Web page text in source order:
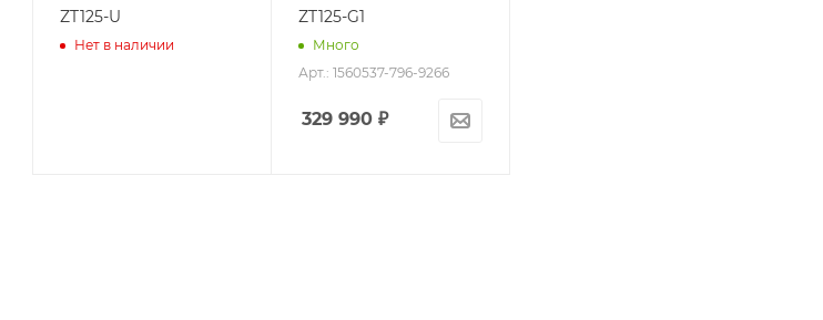
ZT125-U
Нет в наличии
ZT125-G1
Много
Арт.: 1560537-796-9266
329 990₽